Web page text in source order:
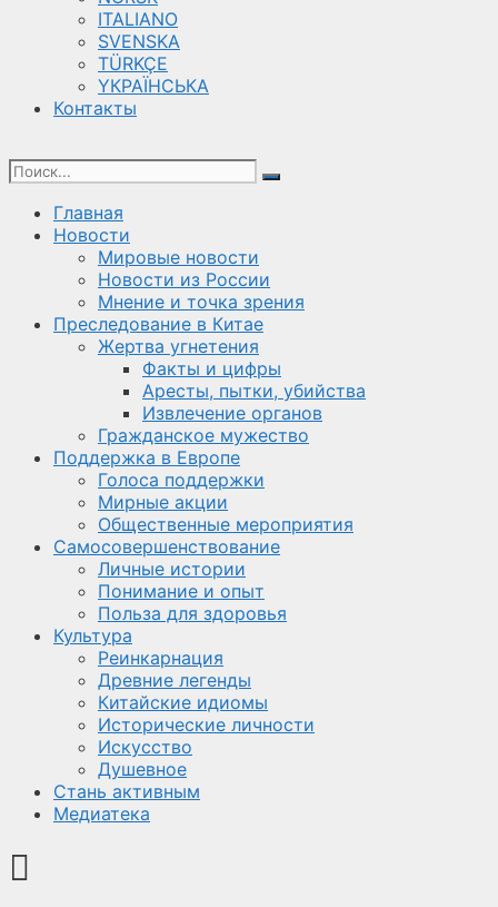
ITALIANO
SVENSKA
TÜRKÇE
YКРАЇНСЬКА
Контакты
Главная
Новости
Мировые новости
Новости из России
Мнение и точка зрения
Преследование в Китае
Жертва угнетения
Факты и цифры
Аресты, пытки, убийства
Извлечение органов
Гражданское мужество
Поддержка в Европе
Голоса поддержки
Мирные акции
Общественные мероприятия
Самосовершенствование
Личные истории
Понимание и опыт
Польза для здоровья
Культура
Реинкарнация
Древние легенды
Китайские идиомы
Исторические личности
Искусство
Душевное
Стань активным
Медиатека